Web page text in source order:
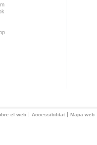
el web Accessibilitat Mapa web